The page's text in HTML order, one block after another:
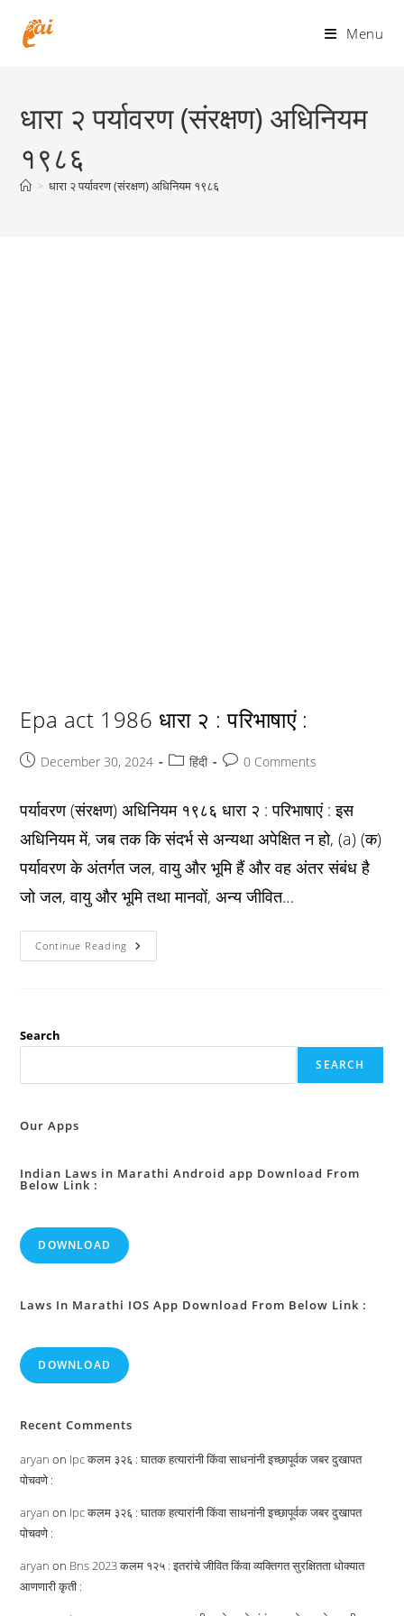
Menu
धारा २ पर्यावरण (संरक्षण) अधिनियम
१९८६
> धारा २ पर्यावरण (संरक्षण) अधिनियम १९८६
Epa act 1986 धारा २ : परिभाषाएं :
PostDecember 30, 2024
Postहिंदी
Post0 Comments
पर्यावरण (संरक्षण) अधिनियम १९८६ धारा २ : परिभाषाएं : इस
अधिनियम में, जब तक कि संदर्भ से अन्यथा अपेक्षित न हो, (a) (क)
पर्यावरण के अंतर्गत जल, वायु और भूमि हैं और वह अंतर संबंध है
जो जल, वायु और भूमि तथा मानवों, अन्य जीवित…
Continue Reading Epa
Act
Search
SEARCH
Our Apps
Indian Laws in Marathi Android app Download From
Below Link :
DOWNLOAD
Laws In Marathi IOS App Download From Below Link :
DOWNLOAD
Recent Comments
aryan on Ipc कलम ३२६ : घातक हत्यारांनी किंवा साधनांनी इच्छापूर्वक जबर दुखापत
पोचवणे :
aryan on Ipc कलम ३२६ : घातक हत्यारांनी किंवा साधनांनी इच्छापूर्वक जबर दुखापत
पोचवणे :
aryan on Bns 2023 कलम १२५ : इतरांचे जीवित किंवा व्यक्तिगत सुरक्षितता धोक्यात
आणणारी कृती :